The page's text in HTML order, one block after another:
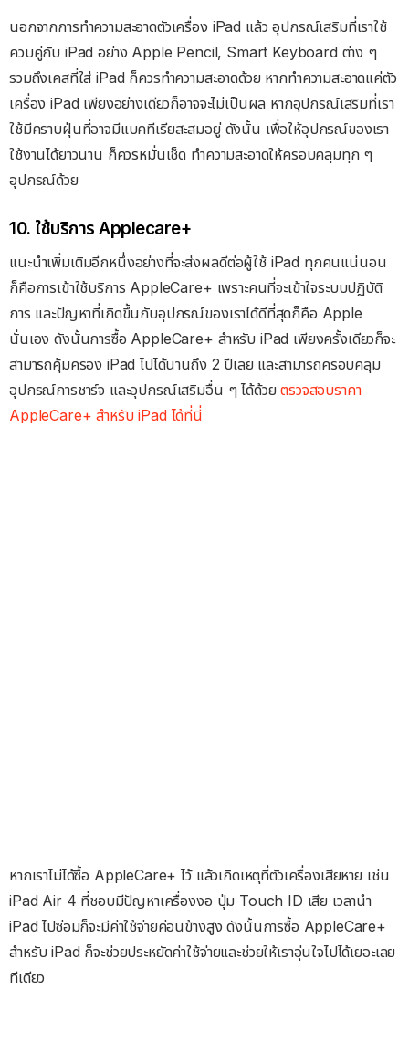
นอกจากการทำความสะอาดตัวเครื่อง iPad แล้ว อุปกรณ์เสริมที่เราใช้
ควบคู่กับ iPad อย่าง Apple Pencil, Smart Keyboard ต่าง ๆ
รวมถึงเคสที่ใส่ iPad ก็ควรทำความสะอาดด้วย หากทำความสะอาดแค่ตัว
เครื่อง iPad เพียงอย่างเดียวก็อาจจะไม่เป็นผล หากอุปกรณ์เสริมที่เรา
ใช้มีคราบฝุ่นที่อาจมีแบคทีเรียสะสมอยู่ ดังนั้น เพื่อให้อุปกรณ์ของเรา
ใช้งานได้ยาวนาน ก็ควรหมั่นเช็ด ทำความสะอาดให้ครอบคลุมทุก ๆ
อุปกรณ์ด้วย
10. ใช้บริการ Applecare+
แนะนำเพิ่มเติมอีกหนึ่งอย่างที่จะส่งผลดีต่อผู้ใช้ iPad ทุกคนแน่นอน
ก็คือการเข้าใช้บริการ AppleCare+ เพราะคนที่จะเข้าใจระบบปฏิบัติ
การ และปัญหาที่เกิดขึ้นกับอุปกรณ์ของเราได้ดีที่สุดก็คือ Apple
นั่นเอง ดังนั้นการซื้อ AppleCare+ สำหรับ iPad เพียงครั้งเดียวก็จะ
สามารถคุ้มครอง iPad ไปได้นานถึง 2 ปีเลย และสามารถครอบคลุม
อุปกรณ์การชาร์จ และอุปกรณ์เสริมอื่น ๆ ได้ด้วยตรวจสอบราคา
AppleCare+ สำหรับ iPad ได้ที่นี่
หากเราไม่ได้ซื้อ AppleCare+ ไว้ แล้วเกิดเหตุที่ตัวเครื่องเสียหาย เช่น
iPad Air 4 ที่ชอบมีปัญหาเครื่องงอ ปุ่ม Touch ID เสีย เวลานำ
iPad ไปซ่อมก็จะมีค่าใช้จ่ายค่อนข้างสูง ดังนั้นการซื้อ AppleCare+
สำหรับ iPad ก็จะช่วยประหยัดค่าใช้จ่ายและช่วยให้เราอุ่นใจไปได้เยอะเลย
ทีเดียว